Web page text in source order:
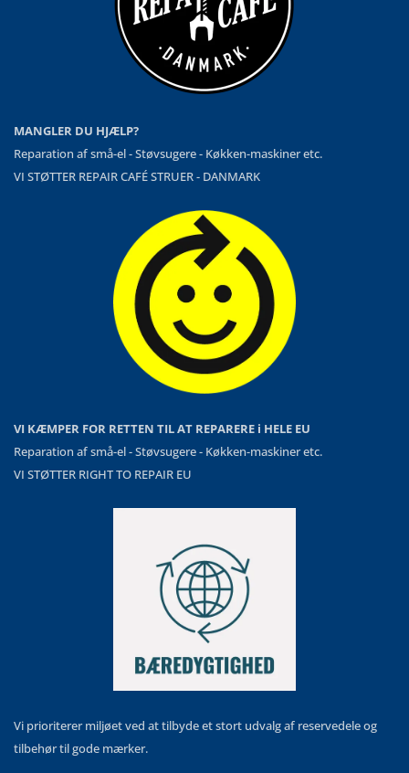
MANGLER DU HJÆLP?
Reparation af små-el - Støvsugere - Køkken-maskiner etc.
VI STØTTER REPAIR CAFÉ STRUER - DANMARK
VI KÆMPER FOR RETTEN TIL AT REPARERE i HELE EU
Reparation af små-el - Støvsugere - Køkken-maskiner etc.
VI STØTTER RIGHT TO REPAIR EU
Vi prioriterer miljøet ved at tilbyde et stort udvalg af reservedele og
tilbehør til gode mærker.